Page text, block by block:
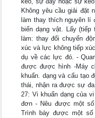
Không yêu cầu giải đặt
làm thay thích nguyên lí
biến dạng vật. Lấy
làm: thay đổi chuyển
xúc và lực không tiếp
dụ về các lực đó. -
được được hình -Máy
khuẩn. dạng và cấu tạo
thái, nhận ra được sự
27: Vi khuẩn dạng của
đơn - Nêu được một
Trình bày được một số